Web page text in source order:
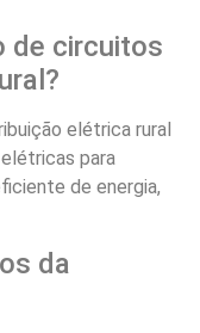
do Campo SP
do Campo SP
do Campo SP